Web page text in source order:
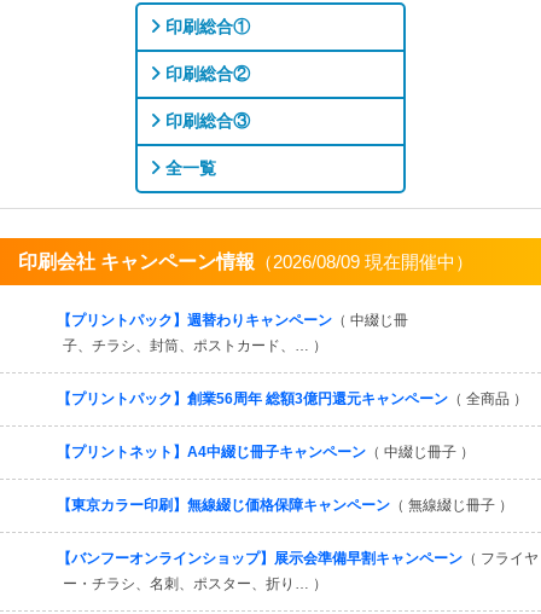
印刷総合①
印刷総合②
印刷総合③
全一覧
印刷会社 キャンペーン情報 （2026/08/09 現在開催中）
【プリントパック】週替わりキャンペーン （ 中綴じ冊
子、チラシ、封筒、ポストカード、… ）
【プリントパック】創業56周年 総額3億円還元キャンペーン （ 全商品 ）
【プリントネット】A4中綴じ冊子キャンペーン （ 中綴じ冊子 ）
【東京カラー印刷】無線綴じ価格保障キャンペーン （ 無線綴じ冊子 ）
【バンフーオンラインショップ】展示会準備早割キャンペーン （ フライヤ
ー・チラシ、名刺、ポスター、折り… ）